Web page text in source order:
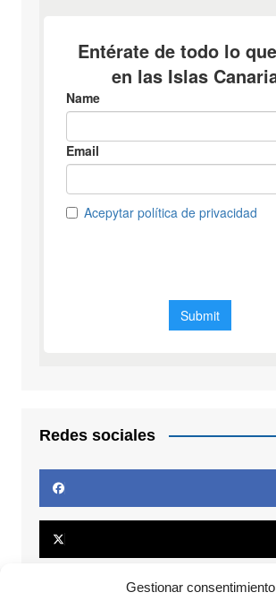
Gestionar consentimiento
Redes sociales